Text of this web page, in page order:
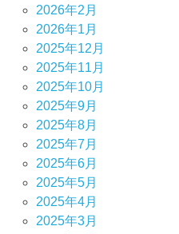
2026年2月
2026年1月
2025年12月
2025年11月
2025年10月
2025年9月
2025年8月
2025年7月
2025年6月
2025年5月
2025年4月
2025年3月